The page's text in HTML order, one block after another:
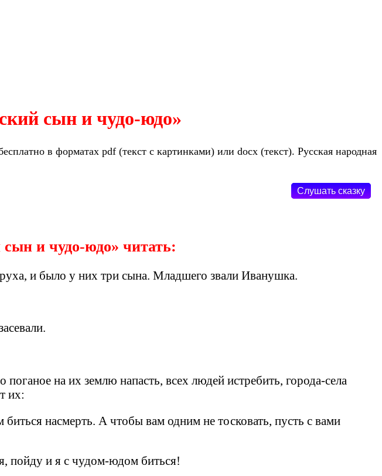
сын и чудо-юдо»
в форматах pdf (текст с картинками) или docx (текст). Русская народная
Слушать сказку
и чудо-юдо» читать:
и было у них три сына. Младшего звали Иванушка.
поганое на их землю напасть, всех людей истребить, города-села
их:
насмерть. А чтобы вам одним не тосковать, пусть с вами
пойду и я с чудом-юдом биться!